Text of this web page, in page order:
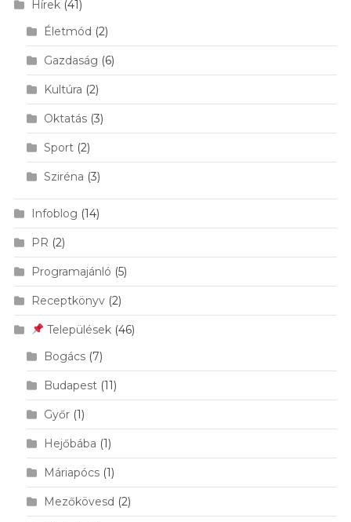
Hírek(41)
Életmód (2)
Gazdaság (6)
Kultúra (2)
Oktatás(3)
Sport (2)
Sziréna (3)
Infoblog (14)
PR (2)
Programajánló (5)
Receptkönyv(2)
Települések(46)
Bogács(7)
Budapest (11)
Győr(1)
Hejőbába (1)
Máriapócs(1)
Mezőkövesd (2)